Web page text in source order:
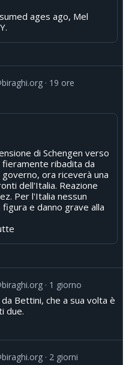
ages ago, Mel
19 ore
di Schengen verso
fieramente ribadita da
ora riceverà una
dell'Italia. Reazione
Per l'Italia nessun
e danno grave alla
1 giorno
Bettini, che a sua volta è
due.
2 giorni